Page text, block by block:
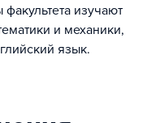
изучают
и механики,
язык.